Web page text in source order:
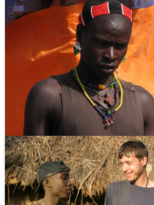
About the author
Világlátott, világjárt, jártas a világban,
Alternatív világjárás, alternatív
165 ország, sok élmény, rengeteg
végeláthatatlan történetek. Itt a
Related